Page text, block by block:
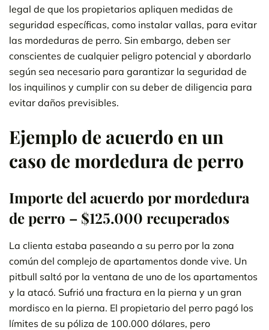
legal de que los propietarios apliquen medidas de
seguridad específicas, como instalar vallas, para evitar
las mordeduras de perro. Sin embargo, deben ser
conscientes de cualquier peligro potencial y abordarlo
según sea necesario para garantizar la seguridad de
los inquilinos y cumplir con su deber de diligencia para
evitar daños previsibles.
Ejemplo de acuerdo en un
caso de mordedura de perro
Importe del acuerdo por mordedura
de perro – $125.000 recuperados
La clienta estaba paseando a su perro por la zona
común del complejo de apartamentos donde vive. Un
pitbull saltó por la ventana de uno de los apartamentos
y la atacó. Sufrió una fractura en la pierna y un gran
mordisco en la pierna. El propietario del perro pagó los
límites de su póliza de 100.000 dólares, pero